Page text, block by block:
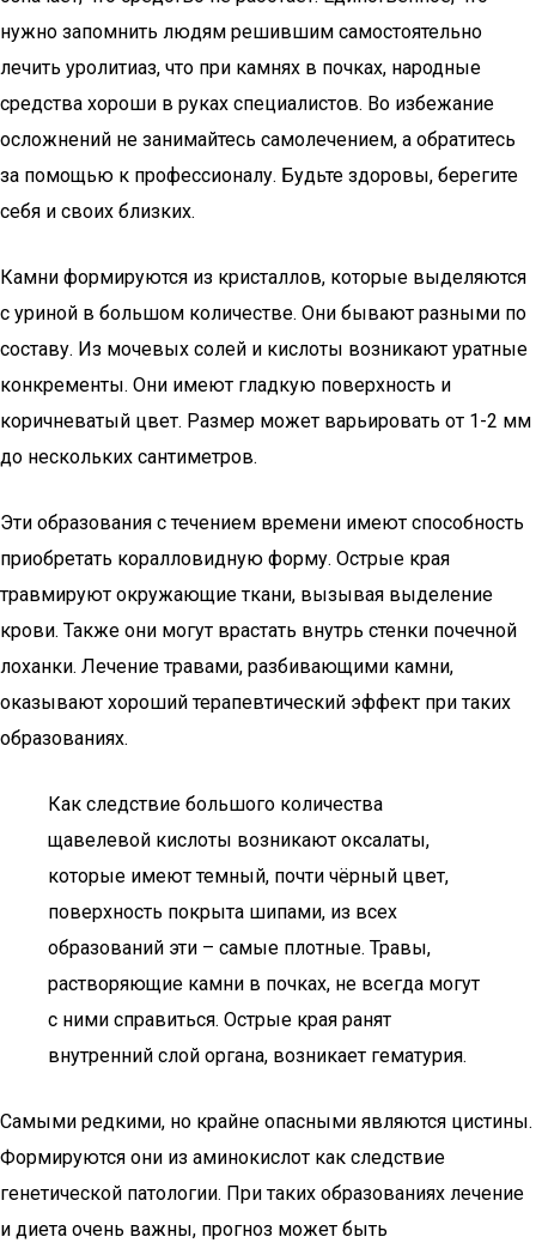
нужно запомнить людям решившим самостоятельно
лечить уролитиаз, что при камнях в почках, народные
средства хороши в руках специалистов. Во избежание
осложнений не занимайтесь самолечением, а обратитесь
за помощью к профессионалу. Будьте здоровы, берегите
себя и своих близких.
Камни формируются из кристаллов, которые выделяются
с уриной в большом количестве. Они бывают разными по
составу. Из мочевых солей и кислоты возникают уратные
конкременты. Они имеют гладкую поверхность и
коричневатый цвет. Размер может варьировать от 1-2 мм
до нескольких сантиметров.
Эти образования с течением времени имеют способность
приобретать коралловидную форму. Острые края
травмируют окружающие ткани, вызывая выделение
крови. Также они могут врастать внутрь стенки почечной
лоханки. Лечение травами, разбивающими камни,
оказывают хороший терапевтический эффект при таких
образованиях.
Как следствие большого количества
щавелевой кислоты возникают оксалаты,
которые имеют темный, почти чёрный цвет,
поверхность покрыта шипами, из всех
образований эти – самые плотные. Травы,
растворяющие камни в почках, не всегда могут
с ними справиться. Острые края ранят
внутренний слой органа, возникает гематурия.
Самыми редкими, но крайне опасными являются цистины.
Формируются они из аминокислот как следствие
генетической патологии. При таких образованиях лечение
и диета очень важны, прогноз может быть